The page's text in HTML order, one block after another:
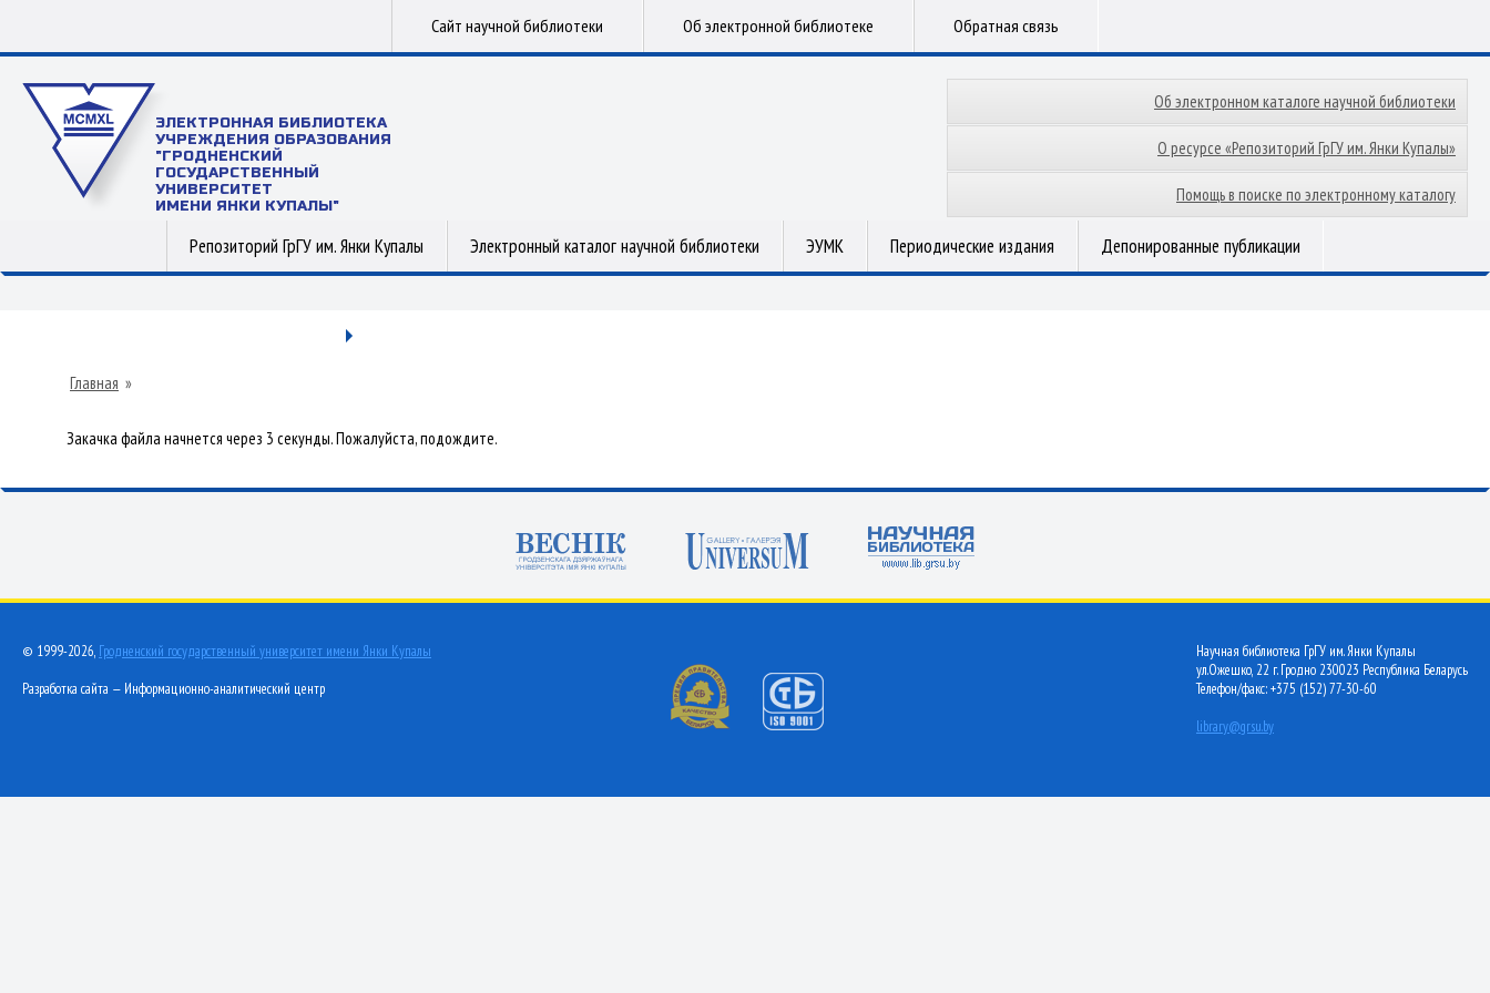
Сайт научной библиотеки Об электронной библиотеке Обратная связь
ЭЛЕКТРОННАЯ БИБЛИОТЕКА
УЧРЕЖДЕНИЯ ОБРАЗОВАНИЯ
"ГРОДНЕНСКИЙ
ГОСУДАРСТВЕННЫЙ
УНИВЕРСИТЕТ
ИМЕНИ ЯНКИ КУПАЛЫ"
Об электронном каталоге научной библиотеки
О ресурсе «Репозиторий ГрГУ им. Янки Купалы»
Помощь в поиске по электронному каталогу
Репозиторий ГрГУ им. Янки Купалы Электронный каталог научной библиотеки ЭУМК Периодические издания Депонированные публикации
Главная »
Закачка файла начнется через 3 секунды. Пожалуйста, подождите.
© 1999-2026, Гродненский государственный университет имени Янки Купалы
Разработка сайта — Информационно-аналитический центр
Научная библиотека ГрГУ им. Янки Купалы
ул.Ожешко, 22 г. Гродно 230023 Республика Беларусь
Телефон/факс: +375 (152) 77-30-60
library@grsu.by